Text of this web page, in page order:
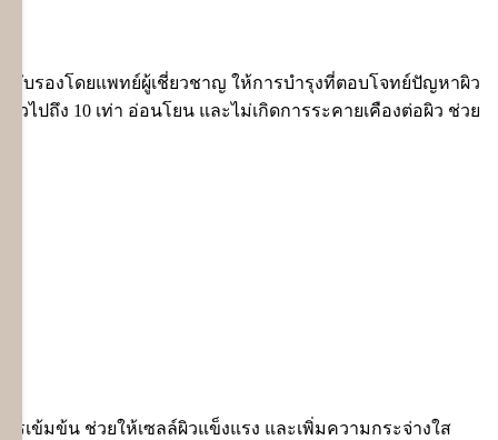
รับรองโดยแพทย์ผู้เชี่ยวชาญ ให้การบำรุงที่ตอบโจทย์ปัญหาผิว
ไปถึง 10 เท่า อ่อนโยน และไม่เกิดการระคายเคืองต่อผิว ช่วย
เข้มข้น ช่วยให้เซลล์ผิวแข็งแรง และเพิ่มความกระจ่างใส